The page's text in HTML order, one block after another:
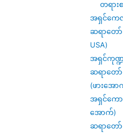
တရားစ
အရှင်ကေလ
ဆရာတော်
USA)
အရှင်ကုဏ္
ဆရာတေ
(ဖားအော
အရှင်ကော
အောက်)
ဆရာတော်